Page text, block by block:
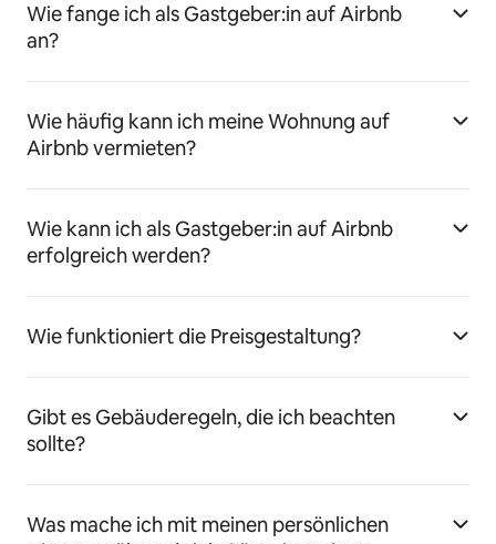
Wie fange ich als Gastgeber:in auf Airbnb
an?
Wie häufig kann ich meine Wohnung auf
Airbnb vermieten?
Wie kann ich als Gastgeber:in auf Airbnb
erfolgreich werden?
Wie funktioniert die Preisgestaltung?
Gibt es Gebäuderegeln, die ich beachten
sollte?
Was mache ich mit meinen persönlichen